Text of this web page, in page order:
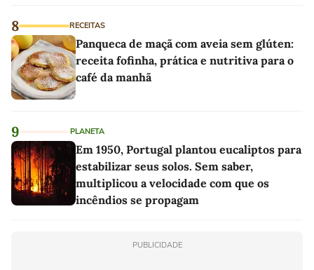
8 RECEITAS
Panqueca de maçã com aveia sem glúten:
receita fofinha, prática e nutritiva para o
café da manhã
9 PLANETA
Em 1950, Portugal plantou eucaliptos para
estabilizar seus solos. Sem saber,
multiplicou a velocidade com que os
incêndios se propagam
PUBLICIDADE